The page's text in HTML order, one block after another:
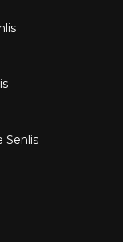
Senlis